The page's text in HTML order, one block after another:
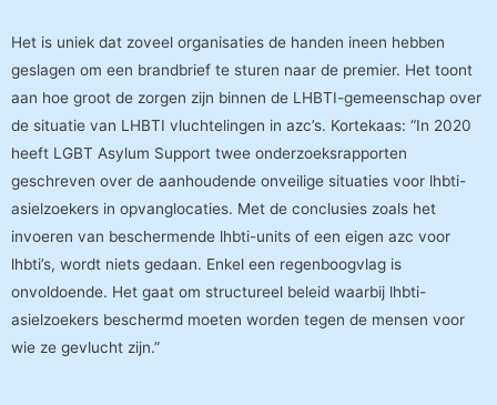
Het is uniek dat zoveel organisaties de handen ineen hebben
geslagen om een brandbrief te sturen naar de premier. Het toont
aan hoe groot de zorgen zijn binnen de LHBTI-gemeenschap over
de situatie van LHBTI vluchtelingen in azc’s. Kortekaas: “In 2020
heeft LGBT Asylum Support twee onderzoeksrapporten
geschreven over de aanhoudende onveilige situaties voor lhbti-
asielzoekers in opvanglocaties. Met de conclusies zoals het
invoeren van beschermende lhbti-units of een eigen azc voor
lhbti’s, wordt niets gedaan. Enkel een regenboogvlag is
onvoldoende. Het gaat om structureel beleid waarbij lhbti-
asielzoekers beschermd moeten worden tegen de mensen voor
wie ze gevlucht zijn.”